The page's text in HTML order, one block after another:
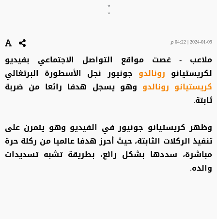
"
"
2024-01-09 | 04:22 م
ملاعب - غصت مواقع التواصل الاجتماعي بفيديو
لكريستيانو رونالدو جونيور نجل الأسطورة البرتغالي
كريستيانو رونالدو وهو يسجل هدفا رائعا من ضربة
ثابتة.
وظهر كريستيانو جونيور في الفيديو وهو يتمرن على
تنفيذ الركلات الثابتة، حيث أحرز هدفا عالميا من ركلة حرة
مباشرة، سددها بشكل رائع، بطريقة تشبه تسديدات
والده.